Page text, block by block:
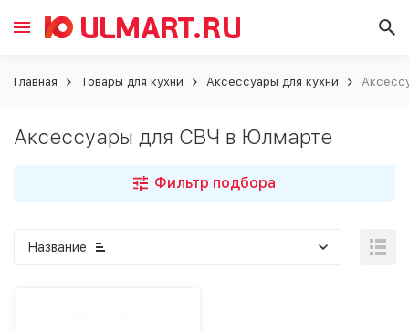
Главная Товары для кухни Аксессуары для кухни
Аксессуары для СВЧ в Юлмарте
Фильтр подбора
Название